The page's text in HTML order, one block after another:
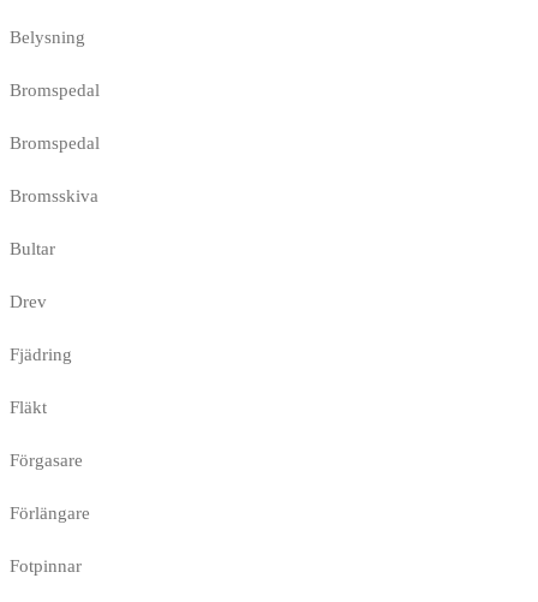
Belysning
Bromspedal
Bromspedal
Bromsskiva
Bultar
Drev
Fjädring
Fläkt
Förgasare
Förlängare
Fotpinnar